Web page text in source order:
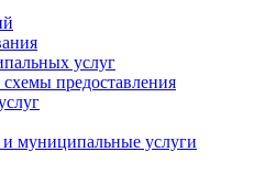
услуг
предоставления
и муниципальные услуги